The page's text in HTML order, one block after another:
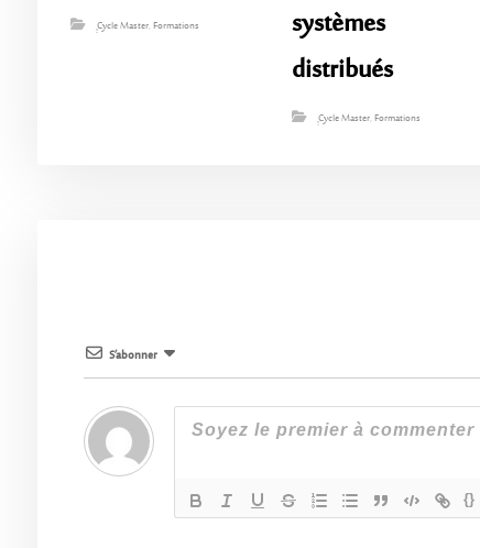
ِِِCycle Master,Formations
systèmes
distribués
ِِِCycle Master,Formations
S’abonner
{}